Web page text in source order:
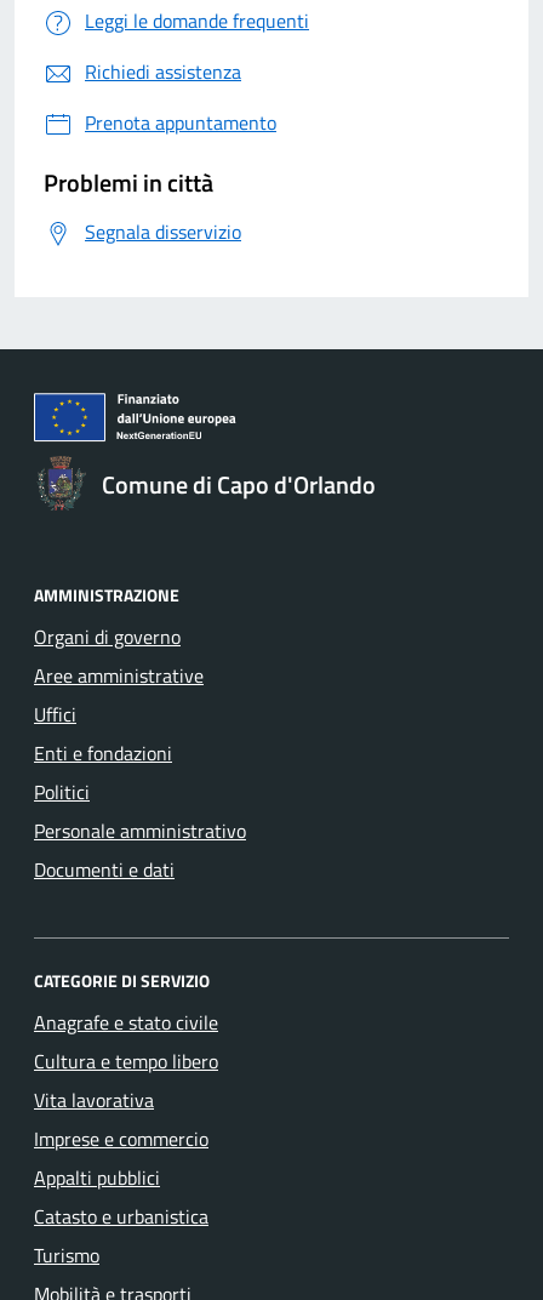
Leggi le domande frequenti
Richiedi assistenza
Prenota appuntamento
Problemi in città
Segnala disservizio
Comune di Capo d'Orlando
AMMINISTRAZIONE
Organi di governo
Aree amministrative
Uffici
Enti e fondazioni
Politici
Personale amministrativo
Documenti e dati
CATEGORIE DI SERVIZIO
Anagrafe e stato civile
Cultura e tempo libero
Vita lavorativa
Imprese e commercio
Appalti pubblici
Catasto e urbanistica
Turismo
Mobilità e trasporti